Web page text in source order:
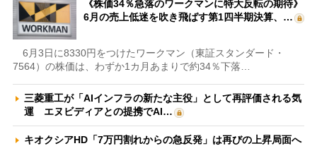
《株価34％急落のワークマンに特大反転の期待》
6月の売上低迷を吹き飛ばす第1四半期決算、…
6月3日に8330円をつけたワークマン（東証スタンダード・
7564）の株価は、わずか1カ月あまりで約34％下落…
三菱重工が「AIインフラの新たな主役」として再評価される気
運 エヌビディアとの提携でAI…
キオクシアHD「7万円割れからの急反発」は再びの上昇局面へ